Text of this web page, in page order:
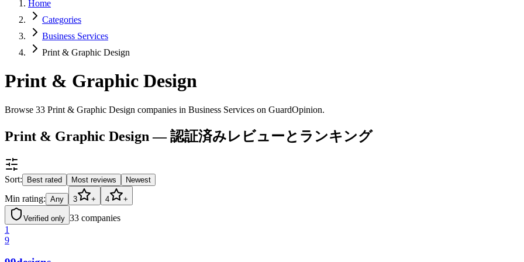
Home
Categories
Business Services
Print & Graphic Design
Print & Graphic Design
Browse 33 Print & Graphic Design companies in Business Services on GuardOpinion.
Print & Graphic Design — 認証済みレビューとランキング
Sort: Best rated Most reviews Newest
Min rating: Any 3 + 4 +
Verified only 33 companies
1
9